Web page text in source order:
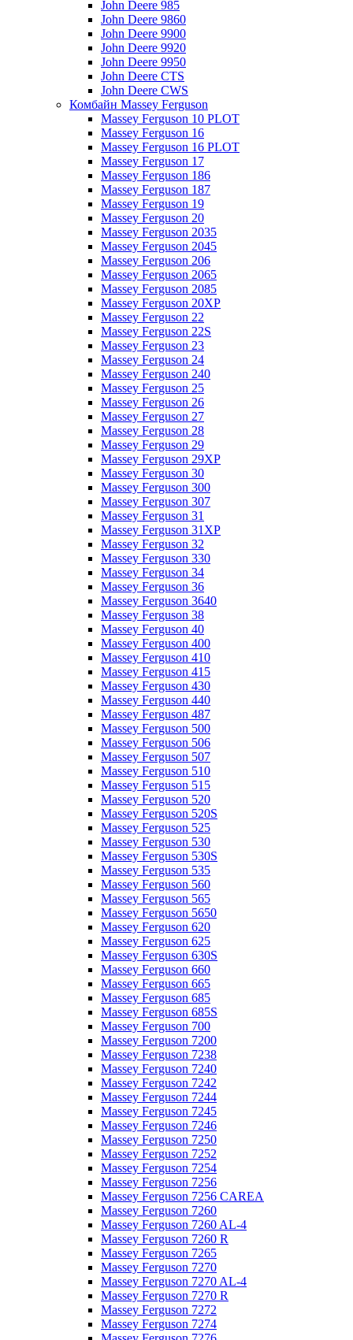
John Deere 985
John Deere 9860
John Deere 9900
John Deere 9920
John Deere 9950
John Deere CTS
John Deere CWS
Комбайн Massey Ferguson
Massey Ferguson 10 PLOT
Massey Ferguson 16
Massey Ferguson 16 PLOT
Massey Ferguson 17
Massey Ferguson 186
Massey Ferguson 187
Massey Ferguson 19
Massey Ferguson 20
Massey Ferguson 2035
Massey Ferguson 2045
Massey Ferguson 206
Massey Ferguson 2065
Massey Ferguson 2085
Massey Ferguson 20XP
Massey Ferguson 22
Massey Ferguson 22S
Massey Ferguson 23
Massey Ferguson 24
Massey Ferguson 240
Massey Ferguson 25
Massey Ferguson 26
Massey Ferguson 27
Massey Ferguson 28
Massey Ferguson 29
Massey Ferguson 29XP
Massey Ferguson 30
Massey Ferguson 300
Massey Ferguson 307
Massey Ferguson 31
Massey Ferguson 31XP
Massey Ferguson 32
Massey Ferguson 330
Massey Ferguson 34
Massey Ferguson 36
Massey Ferguson 3640
Massey Ferguson 38
Massey Ferguson 40
Massey Ferguson 400
Massey Ferguson 410
Massey Ferguson 415
Massey Ferguson 430
Massey Ferguson 440
Massey Ferguson 487
Massey Ferguson 500
Massey Ferguson 506
Massey Ferguson 507
Massey Ferguson 510
Massey Ferguson 515
Massey Ferguson 520
Massey Ferguson 520S
Massey Ferguson 525
Massey Ferguson 530
Massey Ferguson 530S
Massey Ferguson 535
Massey Ferguson 560
Massey Ferguson 565
Massey Ferguson 5650
Massey Ferguson 620
Massey Ferguson 625
Massey Ferguson 630S
Massey Ferguson 660
Massey Ferguson 665
Massey Ferguson 685
Massey Ferguson 685S
Massey Ferguson 700
Massey Ferguson 7200
Massey Ferguson 7238
Massey Ferguson 7240
Massey Ferguson 7242
Massey Ferguson 7244
Massey Ferguson 7245
Massey Ferguson 7246
Massey Ferguson 7250
Massey Ferguson 7252
Massey Ferguson 7254
Massey Ferguson 7256
Massey Ferguson 7256 CAREA
Massey Ferguson 7260
Massey Ferguson 7260 AL-4
Massey Ferguson 7260 R
Massey Ferguson 7265
Massey Ferguson 7270
Massey Ferguson 7270 AL-4
Massey Ferguson 7270 R
Massey Ferguson 7272
Massey Ferguson 7274